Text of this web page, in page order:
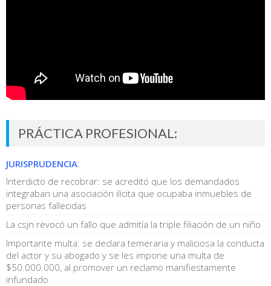
PRÁCTICA PROFESIONAL:
JURISPRUDENCIA:
Interdicto de recobrar: se acreditó que los demandados
integraban una asociación ilícita que ocupaba inmuebles de
personas fallecidas
La csjn revocó un fallo que admitía la triple filiación de un niño
Importante multa: se declara temeraria y maliciosa la conducta
del actor y su abogado y se les impone una multa de
$50.000.000, al promover un reclamo manifiestamente
infundado